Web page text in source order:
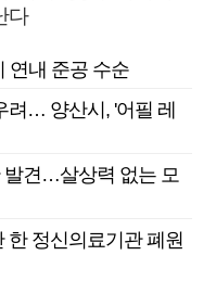
다
연내 준공 수순
려… 양산시, '어필 레
발견…살상력 없는 모
한 정신의료기관 폐원